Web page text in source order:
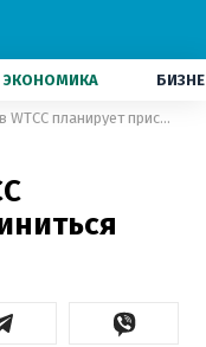
ЭКОНОМИКА
Кроме Citroen в WTCC планирует присоединиться Renault